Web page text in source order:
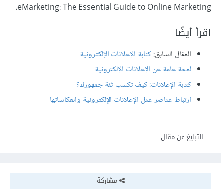
eMarketing: The Essential Guide to Online Marketing.
اقرأ أيضًا
المقال السابق:كتابة الإعلانات الإلكترونية
لمحة عامة عن الإعلانات الإلكترونية
كتابة الإعلانات: كيف تكسب ثقة جمهورك؟
ارتباط عناصر عمل الإعلانات الإلكترونية وانعكاساتها
التبليغ عن مقال
مشاركة